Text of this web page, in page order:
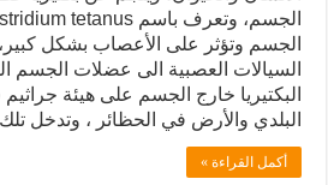
الجسم وتؤثر على الأعصاب بشكل
السيالات العصبية الى عضلات الجسم
البكتيريا خارج الجسم على هيئة
البلدي والأرض في الحظائر ، وتدخل
أكمل القراءة »